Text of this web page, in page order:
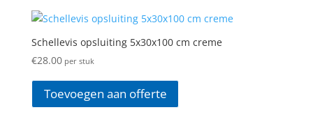
Schellevis opsluiting 5x30x100 cm creme
€28.00per stuk
Toevoegen aan offerte